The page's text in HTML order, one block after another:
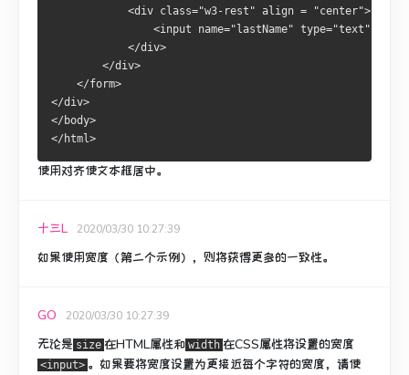
            <div class="w3-rest" align = "center">
<input name="lastName" type="text"
            </div>
        </div>
    </form>
</div>
</body>
</html>
使用对齐使文本框居中。
十三L 2020/03/30 10:27:39
如果使用宽度（第二个示例），则将获得更多的一致性。
GO 2020/03/30 10:27:39
无论是 size 在HTML属性和 width 在CSS属性将设置的宽度
<input> 。 如果要将宽度设置为更接近每个字符的宽度，请使